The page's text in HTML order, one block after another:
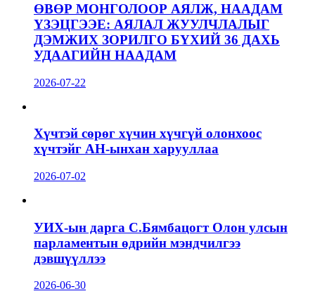
ӨВӨР МОНГОЛООР АЯЛЖ, НААДАМ
ҮЗЭЦГЭЭЕ: АЯЛАЛ ЖУУЛЧЛАЛЫГ
ДЭМЖИХ ЗОРИЛГО БҮХИЙ 36 ДАХЬ
УДААГИЙН НААДАМ
2026-07-22
Хүчтэй сөрөг хүчин хүчгүй олонхоос
хүчтэйг АН-ынхан харууллаа
2026-07-02
УИХ-ын дарга С.Бямбацогт Олон улсын
парламентын өдрийн мэндчилгээ
дэвшүүллээ
2026-06-30